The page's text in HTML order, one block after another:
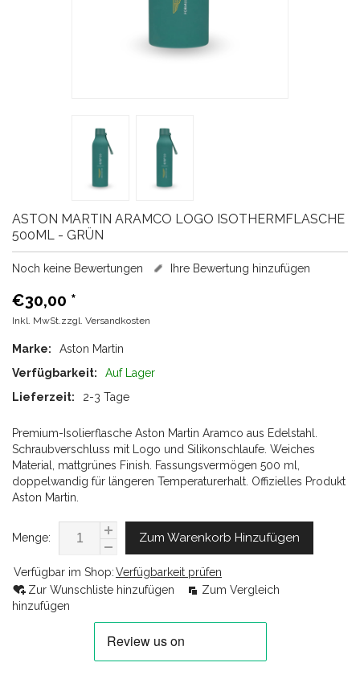
ASTON MARTIN ARAMCO LOGO ISOTHERMFLASCHE
500ML - GRÜN
Noch keine Bewertungen Ihre Bewertung hinzufügen
€30,00 *
Inkl. MwSt.zzgl. Versandkosten
Marke:
Aston Martin
Verfügbarkeit:
Auf Lager
Lieferzeit:
2-3 Tage
Premium-Isolierflasche Aston Martin Aramco aus Edelstahl.
Schraubverschluss mit Logo und Silikonschlaufe. Weiches
Material, mattgrünes Finish. Fassungsvermögen 500 ml,
doppelwandig für längeren Temperaturerhalt. Offizielles Produkt
Aston Martin.
Menge: Zum Warenkorb Hinzufügen
Verfügbar im Shop:Verfügbarkeit prüfen
Zur Wunschliste hinzufügen
Zum Vergleich
hinzufügen